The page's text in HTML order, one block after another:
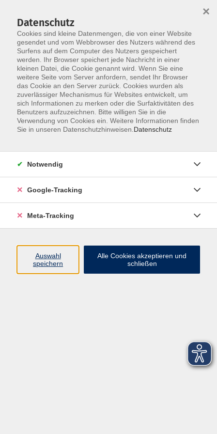
Skip to main content
Der Kurs konnte nicht gefunden werden.
Über uns
Datenschutz
Cookies sind kleine Datenmengen, die von einer Website
gesendet und vom Webbrowser des Nutzers während des
Surfens auf dem Computer des Nutzers gespeichert
werden. Ihr Browser speichert jede Nachricht in einer
kleinen Datei, die Cookie genannt wird. Wenn Sie eine
weitere Seite vom Server anfordern, sendet Ihr Browser
das Cookie an den Server zurück. Cookies wurden als
zuverlässiger Mechanismus für Websites entwickelt, um
sich Informationen zu merken oder die Surfaktivitäten des
Benutzers aufzuzeichnen. Bitte willigen Sie in die
Verwendung von Cookies ein. Weitere Informationen finden
Sie in unseren Datenschutzhinweisen. Datenschutz
×
Notwendig
Google-Tracking
Meta-Tracking
Auswahl
speichern
Alle Cookies akzeptieren und
schließen